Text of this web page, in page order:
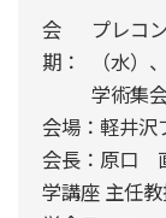
会
期：
プレコ
（水）、
学術集
会場：軽井
会長：原口
学講座 主任教